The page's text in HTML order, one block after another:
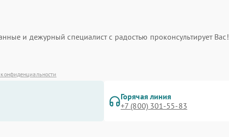
и дежурный специалист с радостью проконсультирует Вас!
Горячая линия
+7 (800) 301-55-83